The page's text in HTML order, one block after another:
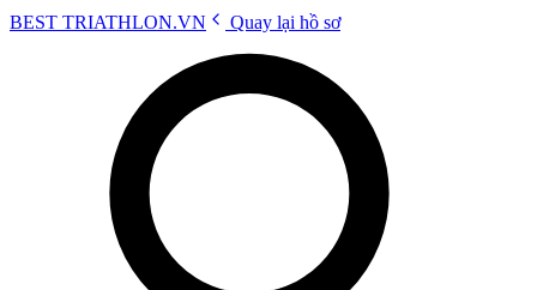
BEST TRIATHLON.VN Quay lại hồ sơ